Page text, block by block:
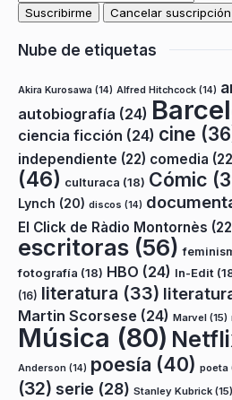
Nube de etiquetas
Akira Kurosawa (14) Alfred Hitchcock (14)
autobiografía (24)
ciencia ficción (24) cine
independiente (22) comedia
(46) culturaca (18) Cómic
Lynch (20) discos (14)
El Click de Ràdio Montornès
escritoras (56)
fotografía (18) HBO (24) In-Edit
(16) literatura (33)
Martin Scorsese (24) Marvel (15)
Música (80)
Anderson (14) poesía (40) poeta
(32) serie (28) Stanley Kubrick (15)